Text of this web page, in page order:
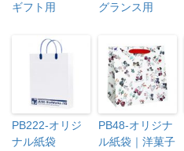
ギフト用
グランス用
PB222-オリジ
ナル紙袋
PB48-オリジナ
ル紙袋｜洋菓子